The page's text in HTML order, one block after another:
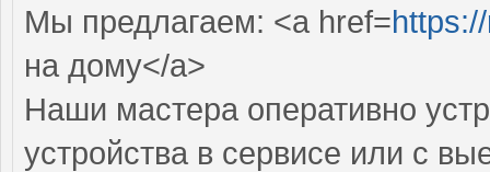
Мы предлагаем: <a href=
на дому</a>
Наши мастера оперативно
устройства в сервисе или с